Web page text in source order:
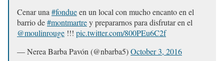
Cenar una #fondueen un local con mucho encanto en el
barrio de#montmartrey prepararnos para disfrutar en el
@moulinrouge !!! pic.twitter.com/800PEu6C2f
— Nerea Barba Pavón (@nbarba5)October 3, 2016